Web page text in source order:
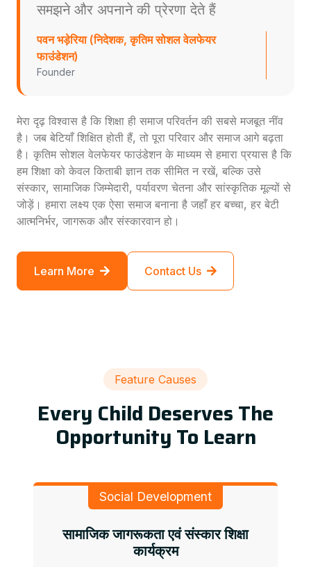
समझने और अपनाने की प्रेरणा देते हैं
पवन भड़ेरिया (निदेशक, कृतिम सोशल वेलफेयर
फाउंडेशन)
Founder
मेरा दृढ़ विश्वास है कि शिक्षा ही समाज परिवर्तन की सबसे मजबूत नींव
है। जब बेटियाँ शिक्षित होती हैं, तो पूरा परिवार और समाज आगे बढ़ता
है। कृतिम सोशल वेलफेयर फाउंडेशन के माध्यम से हमारा प्रयास है कि
हम शिक्षा को केवल किताबी ज्ञान तक सीमित न रखें, बल्कि उसे
संस्कार, सामाजिक जिम्मेदारी, पर्यावरण चेतना और सांस्कृतिक मूल्यों से
जोड़ें। हमारा लक्ष्य एक ऐसा समाज बनाना है जहाँ हर बच्चा, हर बेटी
आत्मनिर्भर, जागरूक और संस्कारवान हो।
Learn More Contact Us
Feature Causes
Every Child Deserves The
Opportunity To Learn
Social Development
सामाजिक जागरूकता एवं संस्कार शिक्षा
कार्यक्रम